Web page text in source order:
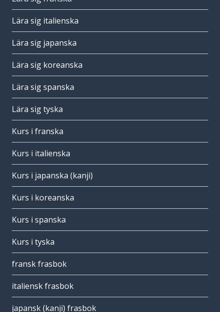
Lära sig italienska
Lära sig japanska
Lära sig koreanska
Lära sig spanska
Lära sig tyska
Kurs i franska
Kurs i italienska
Kurs i japanska (kanji)
Kurs i koreanska
Kurs i spanska
Kurs i tyska
fransk frasbok
italiensk frasbok
japansk (kanji) frasbok